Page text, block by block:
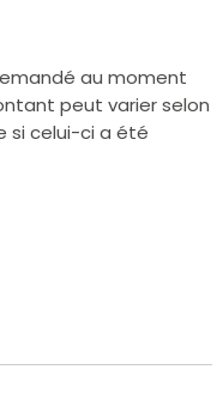
au moment
peut varier selon
si celui-ci a été